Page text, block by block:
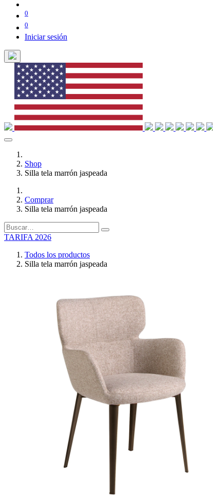
0
0
Iniciar sesión
Shop
Silla tela marrón jaspeada
Comprar
Silla tela marrón jaspeada
TARIFA 2026
Todos los productos
Silla tela marrón jaspeada